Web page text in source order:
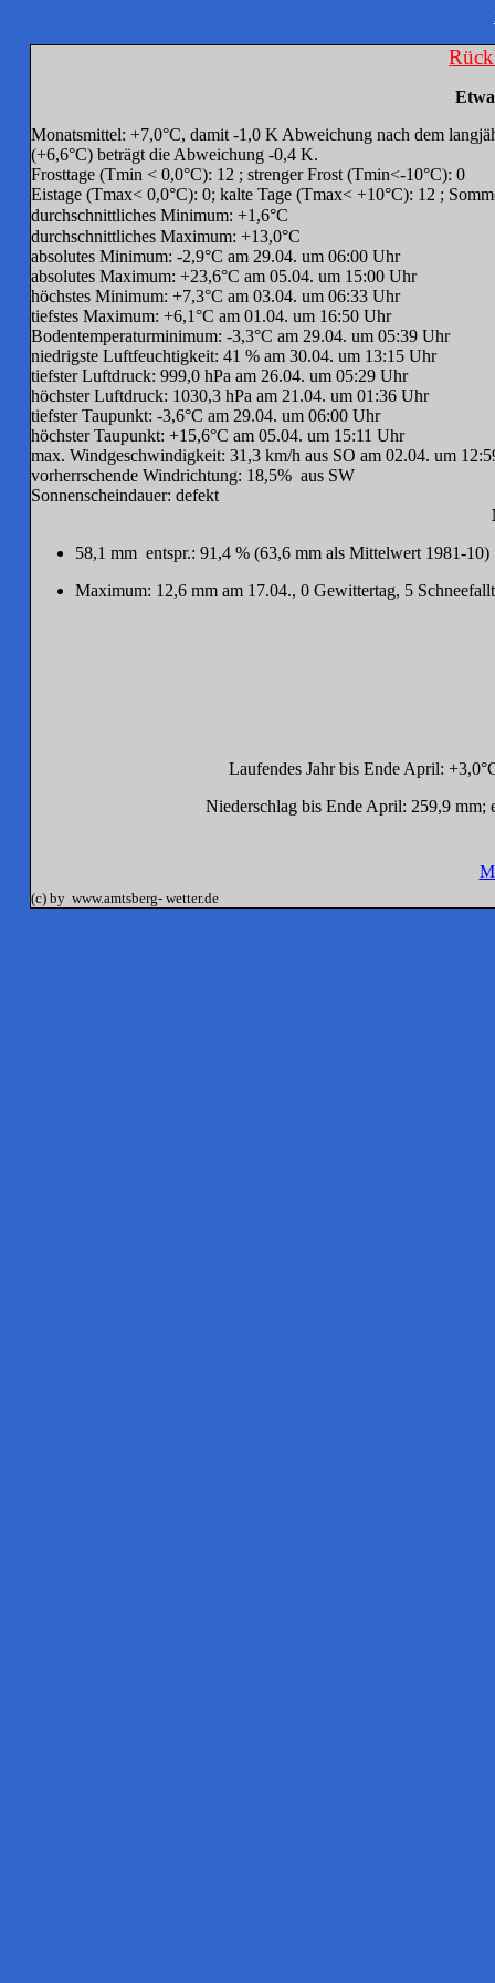
Monatsmittel: +7,0°C, damit -1,0 K Abweichung nach dem
(+6,6°C) beträgt die Abweichung -0,4 K.
Frosttage (Tmin < 0,0°C): 12 ; strenger Frost (Tmin<-10°C): 0
Eistage (Tmax< 0,0°C): 0; kalte Tage (Tmax< +10°C): 12 ;
durchschnittliches Minimum: +1,6°C
durchschnittliches Maximum: +13,0°C
absolutes Minimum: -2,9°C am 29.04. um 06:00 Uhr
absolutes Maximum: +23,6°C am 05.04. um 15:00 Uhr
höchstes Minimum: +7,3°C am 03.04. um 06:33 Uhr
tiefstes Maximum: +6,1°C am 01.04. um 16:50 Uhr
Bodentemperaturminimum: -3,3°C am 29.04. um 05:39 Uhr
niedrigste Luftfeuchtigkeit: 41 % am 30.04. um 13:15 Uhr
tiefster Luftdruck: 999,0 hPa am 26.04. um 05:29 Uhr
höchster Luftdruck: 1030,3 hPa am 21.04. um 01:36 Uhr
tiefster Taupunkt: -3,6°C am 29.04. um 06:00 Uhr
höchster Taupunkt: +15,6°C am 05.04. um 15:11 Uhr
max. Windgeschwindigkeit: 31,3 km/h aus SO am 02.04. um
vorherrschende Windrichtung: 18,5% aus SW
Sonnenscheindauer: defekt
58,1 mm entspr.: 91,4 % (63,6 mm als Mittelwert 1981-
Maximum: 12,6 mm am 17.04., 0 Gewittertag, 5
Laufendes Jahr bis Ende April:
Niederschlag bis Ende April: 259,9 mm;
(c) by www.amtsberg- wetter.de